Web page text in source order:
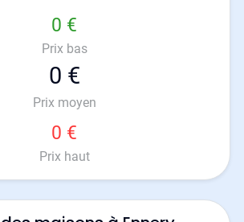
0 €
Prix bas
0 €
Prix moyen
0 €
Prix haut